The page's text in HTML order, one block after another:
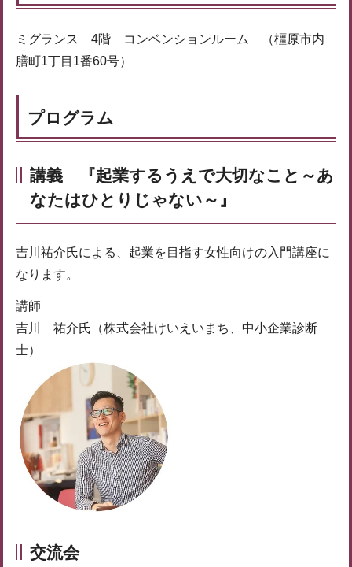
ミグランス 4階 コンベンションルーム （橿原市内
膳町1丁目1番60号）
プログラム
講義 『起業するうえで大切なこと～あ
なたはひとりじゃない～』
吉川祐介氏による、起業を目指す女性向けの入門講座に
なります。
講師
吉川 祐介氏（株式会社けいえいまち、中小企業診断
士）
交流会